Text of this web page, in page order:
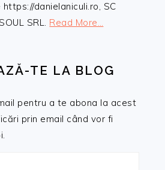
danielaniculi.ro, SC
SRL. Read More…
TE LA BLOG
pentru a te abona la acest
prin email când vor fi